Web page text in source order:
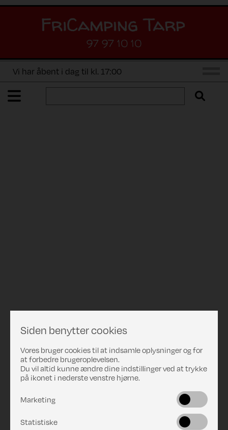
97 97 10 10
Vi har åbent i dag til kl. 17:00
Siden benytter cookies
Vores bruger cookies til at indsamle oplysninger og for
at forbedre brugeroplevelsen.
Du vil altid kunne ændre dine indstillinger ved at trykke
på ikonet i nederste venstre hjørne.
Marketing
Statistiske